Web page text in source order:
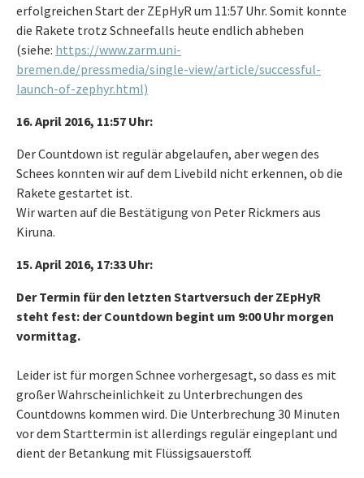
erfolgreichen Start der ZEpHyR um 11:57 Uhr. Somit konnte
die Rakete trotz Schneefalls heute endlich abheben
(siehe: https://www.zarm.uni-
bremen.de/pressmedia/single-view/article/successful-
launch-of-zephyr.html)
16. April 2016, 11:57 Uhr:
Der Countdown ist regulär abgelaufen, aber wegen des
Schees konnten wir auf dem Livebild nicht erkennen, ob die
Rakete gestartet ist.
Wir warten auf die Bestätigung von Peter Rickmers aus
Kiruna.
15. April 2016, 17:33 Uhr:
Der Termin für den letzten Startversuch der ZEpHyR
steht fest: der Countdown begint um 9:00 Uhr morgen
vormittag.
Leider ist für morgen Schnee vorhergesagt, so dass es mit
großer Wahrscheinlichkeit zu Unterbrechungen des
Countdowns kommen wird. Die Unterbrechung 30 Minuten
vor dem Starttermin ist allerdings regulär eingeplant und
dient der Betankung mit Flüssigsauerstoff.